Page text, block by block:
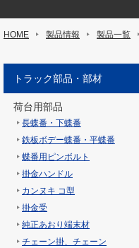
HOME 製品情報 製品一覧
トラック部品・部材
荷台用部品
長蝶番・下蝶番
鉄板ボデー蝶番・平蝶番
蝶番用ピンボルト
掛金ハンドル
カンヌキ コ型
掛金受
純正あおり端末材
チェーン掛、チェーン